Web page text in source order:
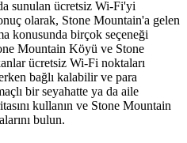
sunulan ücretsiz Wi-Fi'yi
olarak, Stone Mountain'a gelen
konusunda birçok seçeneği
Mountain Köyü ve Stone
ücretsiz Wi-Fi noktaları
bağlı kalabilir ve para
bir seyahatte ya da aile
kullanın ve Stone Mountain
bulun.